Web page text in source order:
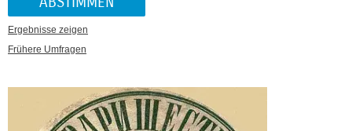
Ergebnisse zeigen
Frühere Umfragen